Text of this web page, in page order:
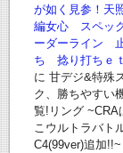
が如く見参！天
編女心 スペッ
ーダーライン
ち 捻り打ちｅｔ
に 甘デジ&特殊
ク、勝ちやすい
覧!リング ~CRA
こウルトラバト
C4(99ver)追加